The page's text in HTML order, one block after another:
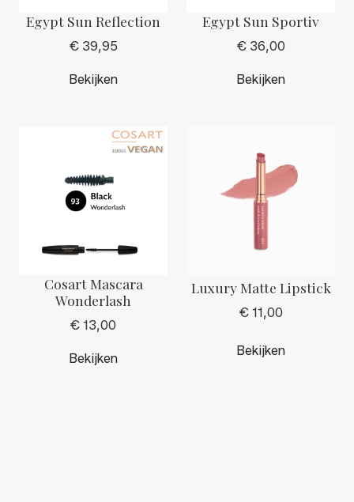
Egypt Sun Reflection
€ 39,95
Bekijken
Egypt Sun Sportiv
€ 36,00
Bekijken
Cosart Mascara
Wonderlash
€ 13,00
Bekijken
Luxury Matte Lipstick
€ 11,00
Bekijken